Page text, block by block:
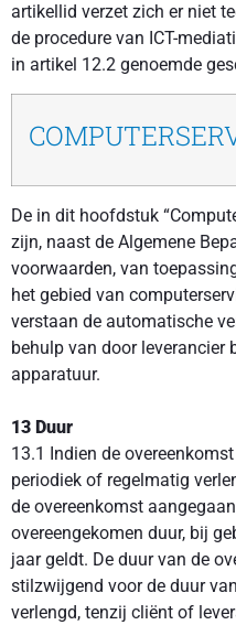
artikellid verzet zich er niet
de procedure van ICT-
in artikel 12.2 genoemde
De in dit hoofdstuk
zijn, naast de Algemene
voorwaarden, van
het gebied van
verstaan de automatische
behulp van door leverancier
apparatuur.
13 Duur
13.1 Indien de
periodiek of regelmatig
de overeenkomst
overeengekomen duur, bij
jaar geldt. De duur van de
stilzwijgend voor de duur
verlengd, tenzij cliënt of